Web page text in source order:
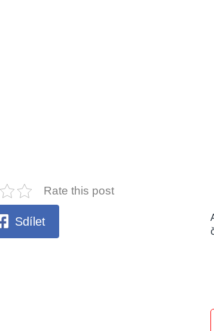
Rate this post
Sdílet